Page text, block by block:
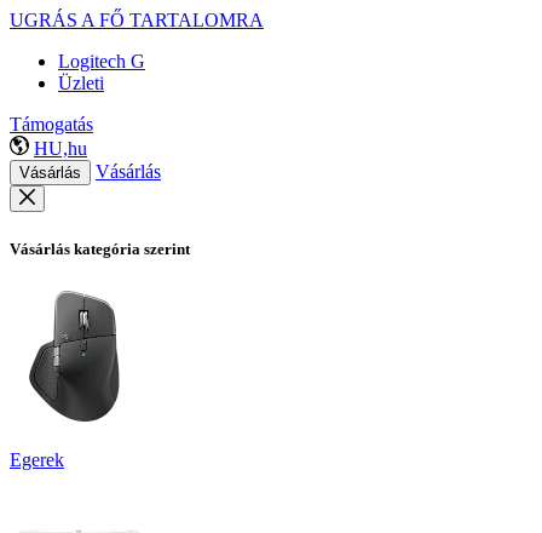
UGRÁS A FŐ TARTALOMRA
Logitech G
Üzleti
Támogatás
HU,hu
Vásárlás Vásárlás
Vásárlás kategória szerint
Egerek